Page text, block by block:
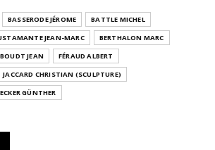
BASSERODE JÉROME
BATTLE MICHEL
JEAN-MARC
BERTHALON MARC
JEAN
FÉRAUD ALBERT
JACCARD CHRISTIAN (SCULPTURE)
GÜNTHER